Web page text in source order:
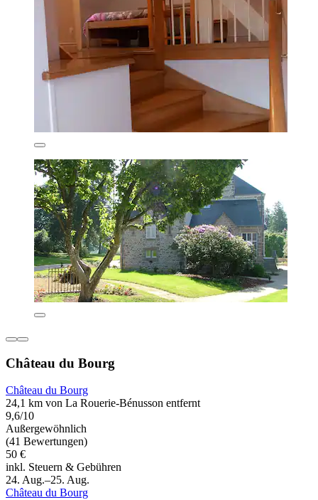
Château du Bourg
Château du Bourg
24,1 km von La Rouerie-Bénusson entfernt
9,6/10
Außergewöhnlich
(41 Bewertungen)
50 €
inkl. Steuern & Gebühren
24. Aug.–25. Aug.
Château du Bourg